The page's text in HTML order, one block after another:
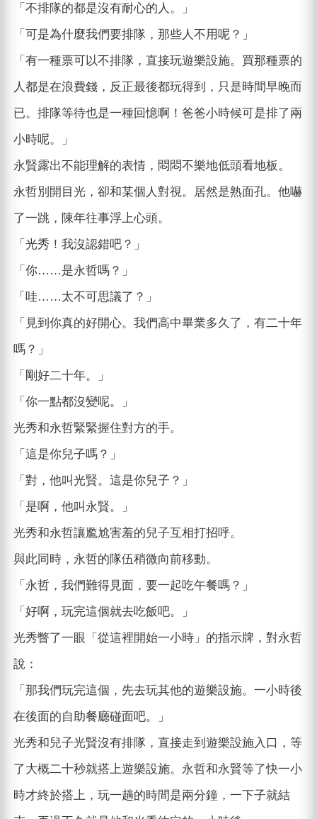
「不排隊的都是沒有耐心的人。」
「可是為什麼我們要排隊，那些人不用呢？」
「有一種票可以不排隊，直接玩遊樂設施。買那種票的
人都是在浪費錢，反正最後都玩得到，只是時間早晚而
已。排隊等待也是一種回憶啊！爸爸小時候可是排了兩
小時呢。」
永賢露出不能理解的表情，悶悶不樂地低頭看地板。
永哲別開目光，卻和某個人對視。居然是熟面孔。他嚇
了一跳，陳年往事浮上心頭。
「光秀！我沒認錯吧？」
「你……是永哲嗎？」
「哇……太不可思議了？」
「見到你真的好開心。我們高中畢業多久了，有二十年
嗎？」
「剛好二十年。」
「你一點都沒變呢。」
光秀和永哲緊緊握住對方的手。
「這是你兒子嗎？」
「對，他叫光賢。這是你兒子？」
「是啊，他叫永賢。」
光秀和永哲讓尷尬害羞的兒子互相打招呼。
與此同時，永哲的隊伍稍微向前移動。
「永哲，我們難得見面，要一起吃午餐嗎？」
「好啊，玩完這個就去吃飯吧。」
光秀瞥了一眼「從這裡開始一小時」的指示牌，對永哲
說：
「那我們玩完這個，先去玩其他的遊樂設施。一小時後
在後面的自助餐廳碰面吧。」
光秀和兒子光賢沒有排隊，直接走到遊樂設施入口，等
了大概二十秒就搭上遊樂設施。永哲和永賢等了快一小
時才終於搭上，玩一趟的時間是兩分鐘，一下子就結